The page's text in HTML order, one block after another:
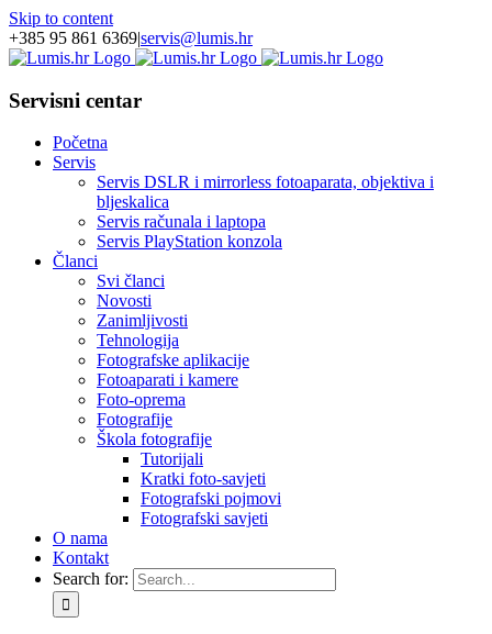
Skip to content
+385 95 861 6369|servis@lumis.hr
Servisni centar
Početna
Servis
Servis DSLR i mirrorless fotoaparata, objektiva i
bljeskalica
Servis računala i laptopa
Servis PlayStation konzola
Članci
Svi članci
Novosti
Zanimljivosti
Tehnologija
Fotografske aplikacije
Fotoaparati i kamere
Foto-oprema
Fotografije
Škola fotografije
Tutorijali
Kratki foto-savjeti
Fotografski pojmovi
Fotografski savjeti
O nama
Kontakt
Search for: